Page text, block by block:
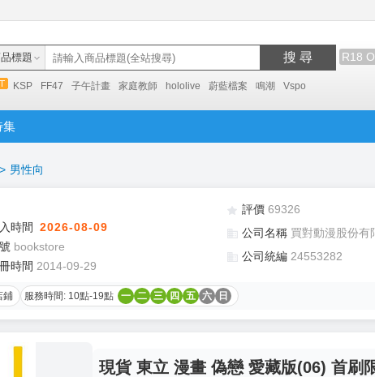
標題 搜 尋 R18
KSP FF47 子午計畫 家庭教師 hololive 蔚藍檔案 鳴潮 Vspo
集
> 男性向
時間 2026-08-09
bookstore
時間 2014-09-29
評價 69326
公司名稱 買對動漫股份有
公司統編 24553282
鋪 服務時間: 10點-19點 一 二 三 四 五 六 日
現貨 東立 漫畫 偽戀 愛藏版(06) 首刷